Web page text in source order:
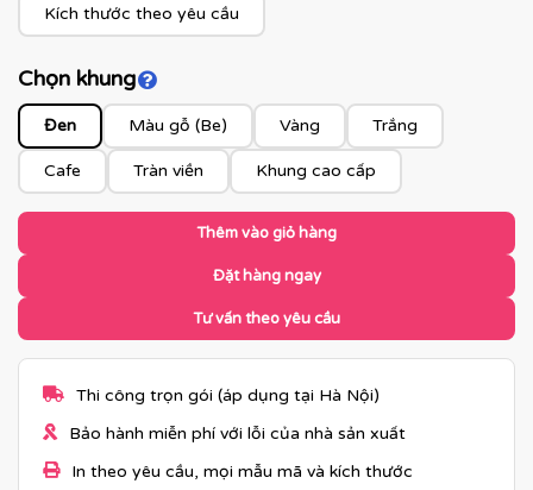
Kích thước theo yêu cầu
Chọn khungClick để xem màu khung
Đen Màu gỗ (Be) Vàng Trắng
Cafe Tràn viền Khung cao cấp
Thêm vào giỏ hàng
Đặt hàng ngay
Tư vấn theo yêu cầu
Thi công trọn gói (áp dụng tại Hà Nội)
Bảo hành miễn phí với lỗi của nhà sản xuất
In theo yêu cầu, mọi mẫu mã và kích thước